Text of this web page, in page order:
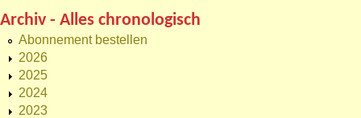
Archiv - Alles chronologisch
Abonnement bestellen
2026
2025
2024
2023